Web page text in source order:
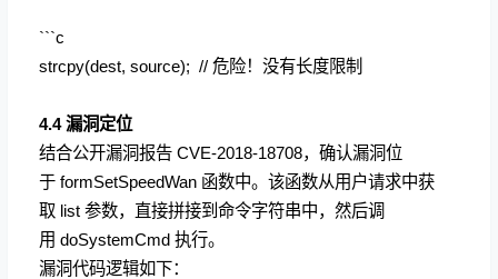
```c
strcpy(dest, source); // 危险！没有长度限制
4.4 漏洞定位
结合公开漏洞报告 CVE-2018-18708，确认漏洞位
于 formSetSpeedWan 函数中。该函数从用户请求中获
取 list 参数，直接拼接到命令字符串中，然后调
用 doSystemCmd 执行。
漏洞代码逻辑如下：